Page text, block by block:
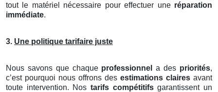
tout le matériel nécessaire pour effectuer une réparation
immédiate.
3. Une politique tarifaire juste
Nous savons que chaque professionnel a des priorités,
c’est pourquoi nous offrons des estimations claires avant
toute intervention. Nos tarifs compétitifsgarantissent un